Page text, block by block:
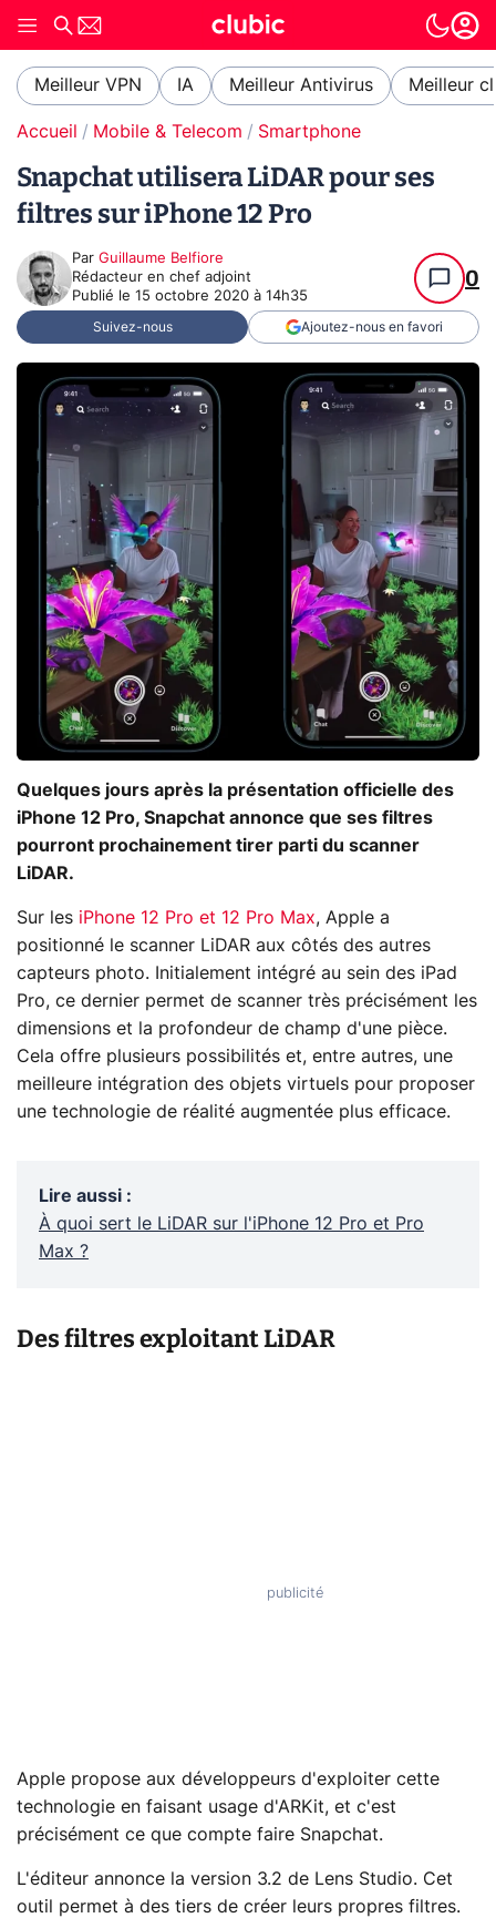
Meilleur VPN IA Meilleur Antivirus Meilleur
Accueil Mobile & Telecom Smartphone
Snapchat utilisera LiDAR pour ses
filtres sur iPhone 12 Pro
Par Guillaume Belfiore
Rédacteur en chef adjoint
Publié le 15 octobre 2020 à 14h35
0
Suivez-nous Ajoutez-nous en favori
Quelques jours après la présentation officielle des
iPhone 12 Pro, Snapchat annonce que ses filtres
pourront prochainement tirer parti du scanner
LiDAR.
Sur les iPhone 12 Pro et 12 Pro Max, Apple a
positionné le scanner LiDAR aux côtés des autres
capteurs photo. Initialement intégré au sein des iPad
Pro, ce dernier permet de scanner très précisément les
dimensions et la profondeur de champ d'une pièce.
Cela offre plusieurs possibilités et, entre autres, une
meilleure intégration des objets virtuels pour proposer
une technologie de réalité augmentée plus efficace.
Lire aussi :
À quoi sert le LiDAR sur l'iPhone 12 Pro et Pro
Max ?
Des filtres exploitant LiDAR
Apple propose aux développeurs d'exploiter cette
technologie en faisant usage d'ARKit, et c'est
précisément ce que compte faire Snapchat.
L'éditeur annonce la version 3.2 de Lens Studio. Cet
outil permet à des tiers de créer leurs propres filtres.